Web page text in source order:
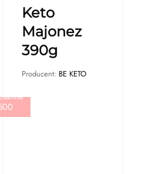
Keto
Majonez
390g
Producent: BE KETO